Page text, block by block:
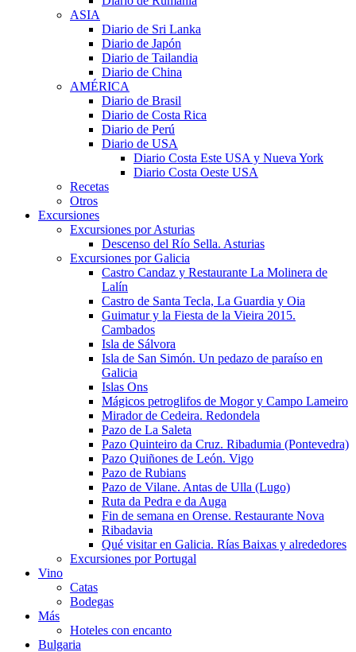
ASIA
Diario de Sri Lanka
Diario de Japón
Diario de Tailandia
Diario de China
AMÉRICA
Diario de Brasil
Diario de Costa Rica
Diario de Perú
Diario de USA
Diario Costa Este USA y Nueva York
Diario Costa Oeste USA
Recetas
Otros
Excursiones
Excursiones por Asturias
Descenso del Río Sella. Asturias
Excursiones por Galicia
Castro Candaz y Restaurante La Molinera de
Lalín
Castro de Santa Tecla, La Guardia y Oia
Guimatur y la Fiesta de la Vieira 2015.
Cambados
Isla de Sálvora
Isla de San Simón. Un pedazo de paraíso en
Galicia
Islas Ons
Mágicos petroglifos de Mogor y Campo Lameiro
Mirador de Cedeira. Redondela
Pazo de La Saleta
Pazo Quinteiro da Cruz. Ribadumia (Pontevedra)
Pazo Quiñones de León. Vigo
Pazo de Rubians
Pazo de Vilane. Antas de Ulla (Lugo)
Ruta da Pedra e da Auga
Fin de semana en Orense. Restaurante Nova
Ribadavia
Qué visitar en Galicia. Rías Baixas y alrededores
Excursiones por Portugal
Vino
Catas
Bodegas
Más
Hoteles con encanto
Bulgaria